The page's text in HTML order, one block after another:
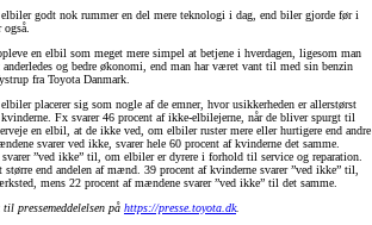
godt nok rummer en del mere teknologi i dag, end biler gjorde før i
en elbil som meget mere simpel at betjene i hverdagen, ligesom man
og bedre økonomi, end man har været vant til med sin benzin
fra Toyota Danmark.
placerer sig som nogle af de emner, hvor usikkerheden er allerstørst
Fx svarer 46 procent af ikke-elbilejerne, når de bliver spurgt til
en elbil, at de ikke ved, om elbiler ruster mere eller hurtigere end andre
svarer ved ikke, svarer hele 60 procent af kvinderne det samme.
”ved ikke” til, om elbiler er dyrere i forhold til service og reparation.
større end andelen af mænd. 39 procent af kvinderne svarer ”ved ikke” til,
mens 22 procent af mændene svarer ”ved ikke” til det samme.
pressemeddelelsen på https://presse.toyota.dk.